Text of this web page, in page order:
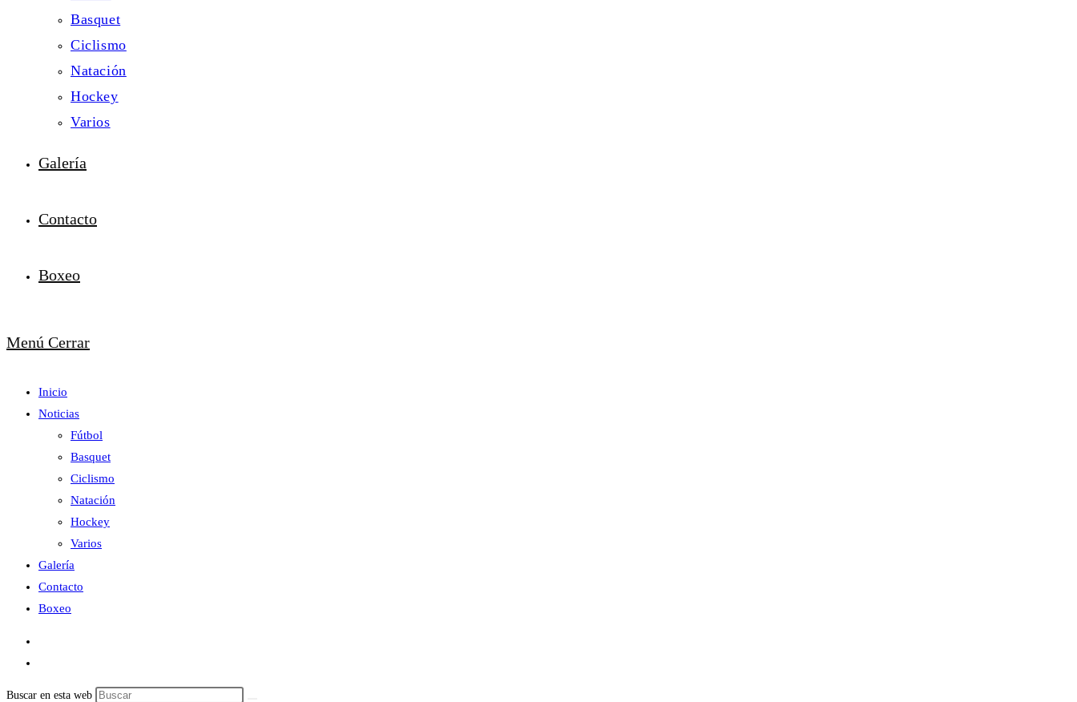
Basquet
Ciclismo
Natación
Hockey
Varios
Galería
Contacto
Boxeo
Menú Cerrar
Inicio
Noticias
Fútbol
Basquet
Ciclismo
Natación
Hockey
Varios
Galería
Contacto
Boxeo
Buscar en esta web